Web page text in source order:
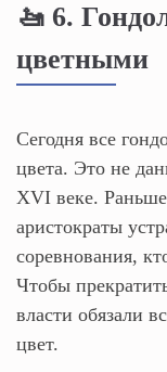
🚤 6.
цветными
Сегодня все
цвета. Это не
XVI веке.
аристократы
соревнования,
Чтобы
власти обязали
цвет.